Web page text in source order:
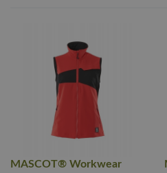
MASCOT® Workwear